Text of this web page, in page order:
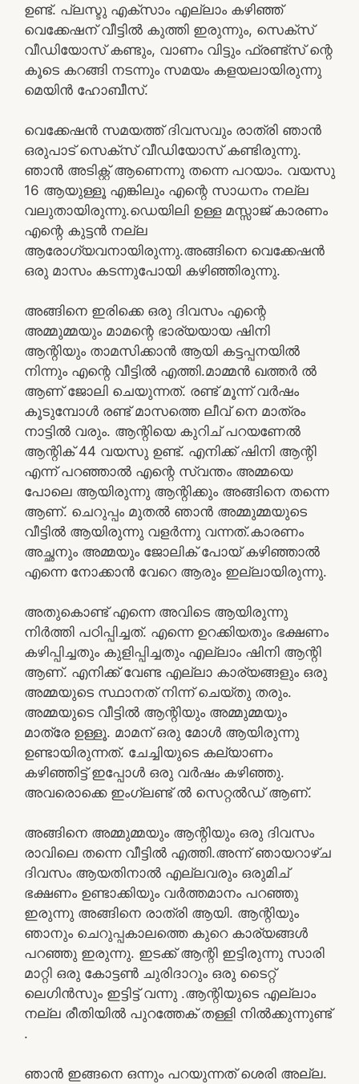
ഉണ്ട്. പ്ലസ്ടു എക്സാം എല്ലാം കഴിഞ്ഞ്
വെക്കേഷന് വീട്ടിൽ കുത്തി ഇരുന്നും, സെക്സ്
വീഡിയോസ് കണ്ടും, വാണം വിട്ടും ഫ്രണ്ട്‌സ് ന്റെ
കൂടെ കറങ്ങി നടന്നും സമയം കളയലായിരുന്നു
മെയിൻ ഹോബീസ്.
വെക്കേഷൻ സമയത്ത് ദിവസവും രാത്രി ഞാൻ
ഒരുപാട് സെക്സ് വീഡിയോസ് കണ്ടിരുന്നു.
ഞാൻ അടിക്റ്റ് ആണെന്നു തന്നെ പറയാം. വയസു
16 ആയുള്ളൂ എങ്കിലും എന്റെ സാധനം നല്ല
വലുതായിരുന്നു.ഡെയിലി ഉള്ള മസ്സാജ് കാരണം
എന്റെ കുട്ടൻ നല്ല
ആരോഗ്യവനായിരുന്നു.അങ്ങിനെ വെക്കേഷൻ
ഒരു മാസം കടന്നുപോയി കഴിഞ്ഞിരുന്നു.
അങ്ങിനെ ഇരിക്കെ ഒരു ദിവസം എന്റെ
അമ്മുമ്മയും മാമന്റെ ഭാര്യയായ ഷിനി
ആന്റിയും താമസിക്കാൻ ആയി കട്ടപ്പനയിൽ
നിന്നും എന്റെ വീട്ടിൽ എത്തി.മാമ്മൻ ഖത്തർ ൽ
ആണ് ജോലി ചെയുന്നത്. രണ്ട് മൂന്ന് വർഷം
കൂടുമ്പോൾ രണ്ട് മാസത്തെ ലീവ് നെ മാത്രം
നാട്ടിൽ വരും. ആന്റിയെ കുറിച് പറയണേൽ
ആന്റിക് 44 വയസു ഉണ്ട്. എനിക്ക് ഷിനി ആന്റി
എന്ന് പറഞ്ഞാൽ എന്റെ സ്വന്തം അമ്മയെ
പോലെ ആയിരുന്നു ആന്റിക്കും അങ്ങിനെ തന്നെ
ആണ്. ചെറുപ്പം മുതൽ ഞാൻ അമ്മുമ്മയുടെ
വീട്ടിൽ ആയിരുന്നു വളർന്നു വന്നത്.കാരണം
അച്ഛനും അമ്മയും ജോലിക് പോയ്‌ കഴിഞ്ഞാൽ
എന്നെ നോക്കാൻ വേറെ ആരും ഇല്ലായിരുന്നു.
അതുകൊണ്ട് എന്നെ അവിടെ ആയിരുന്നു
നിർത്തി പഠിപ്പിച്ചത്. എന്നെ ഉറക്കിയതും ഭക്ഷണം
കഴിപ്പിച്ചതും കുളിപ്പിച്ചതും എല്ലാം ഷിനി ആന്റി
ആണ്. എനിക്ക് വേണ്ട എല്ലാ കാര്യങ്ങളും ഒരു
അമ്മയുടെ സ്ഥാനത് നിന്ന് ചെയ്തു തരും.
അമ്മയുടെ വീട്ടിൽ ആന്റിയും അമ്മുമ്മയും
മാത്രേ ഉള്ളൂ. മാമന് ഒരു മോൾ ആയിരുന്നു
ഉണ്ടായിരുന്നത്. ചേച്ചിയുടെ കല്യാണം
കഴിഞ്ഞിട്ട് ഇപ്പോൾ ഒരു വർഷം കഴിഞ്ഞു.
അവരൊക്കെ ഇംഗ്ലണ്ട് ൽ സെറ്റൽഡ്‌ ആണ്.
അങ്ങിനെ അമ്മുമ്മയും ആന്റിയും ഒരു ദിവസം
രാവിലെ തന്നെ വീട്ടിൽ എത്തി.അന്ന് ഞായറാഴ്ച
ദിവസം ആയതിനാൽ എല്ലവരും ഒരുമിച്
ഭക്ഷണം ഉണ്ടാക്കിയും വർത്തമാനം പറഞ്ഞു
ഇരുന്നു അങ്ങിനെ രാത്രി ആയി. ആന്റിയും
ഞാനും ചെറുപ്പകാലത്തെ കുറെ കാര്യങ്ങൾ
പറഞ്ഞു ഇരുന്നു. ഇടക്ക് ആന്റി ഇട്ടിരുന്നു സാരി
മാറ്റി ഒരു കോട്ടൺ ചുരിദാറും ഒരു ടൈറ്റ്
ലെഗിൻസും ഇട്ടിട്ട് വന്നു .ആന്റിയുടെ എല്ലാം
നല്ല രീതിയിൽ പുറത്തേക് തള്ളി നിൽക്കുന്നുണ്ട്
.
ഞാൻ ഇങ്ങനെ ഒന്നും പറയുന്നത് ശെരി അല്ല.